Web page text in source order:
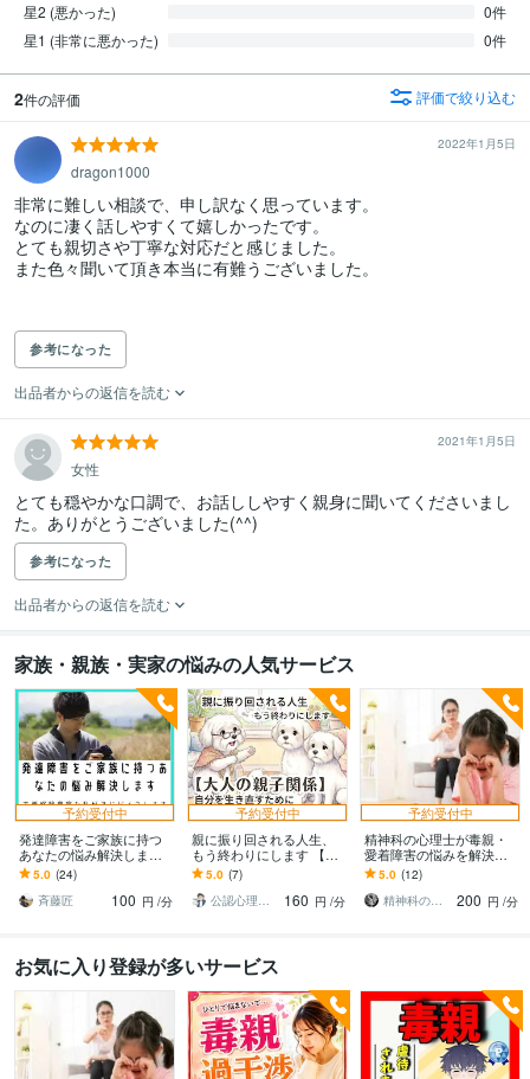
星2 (悪かった)
0件
星1 (非常に悪かった)
0件
2件の評価 評価で絞り込む
2022年1月5日
dragon1000
非常に難しい相談で、申し訳なく思っています。
なのに凄く話しやすくて嬉しかったです。
とても親切さや丁寧な対応だと感じました。
また色々聞いて頂き本当に有難うございました。
参考になった
出品者からの返信を読む
2021年1月5日
女性
とても穏やかな口調で、お話ししやすく親身に聞いてくださいまし
た。ありがとうございました(^^)
参考になった
出品者からの返信を読む
家族・親族・実家の悩みの人気サービス
予約受付中
発達障害をご家族に持つ
あなたの悩み解決します
ます 支援経験豊富な私が
アドバイスします
5.0 (24)
斉藤匠
100 円 /分
予約受付中
親に振り回される人生、
もう終わりにします 【大
人の親子関係】自分を生
き直すために、今こそ心
を取り戻す！
5.0 (7)
公認心理師わんタロパパ
160 円 /分
予約受付中
精神科の心理士が毒親・
愛着障害の悩みを解決し
ます 。精神科勤務の公認
心理師・臨床心理士がお
話を聴きます。
5.0 (12)
精神科の心理カウンセラー
200 円 /分
お気に入り登録が多いサービス